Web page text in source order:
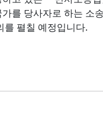
를 당사자로 하는
를 펼칠 예정입니다.